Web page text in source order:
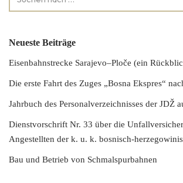
Neueste Beiträge
Eisenbahnstrecke Sarajevo–Ploče (ein
Die erste Fahrt des Zuges „Bosna Ekspres“
Jahrbuch des Personalverzeichnisses der JDŽ
Dienstvorschrift Nr. 33 über die
Angestellten der k. u. k. bosnisch-
Bau und Betrieb von Schmalspurbahnen